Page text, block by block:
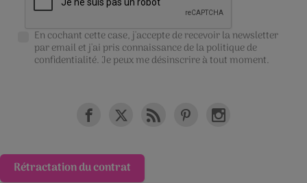
En cochant cette case, j'accepte de recevoir la newsletter
par email et j'ai pris connaissance de lapolitique de
confidentialité. Je peux me désinscrire à tout moment.
Rétractation du contrat